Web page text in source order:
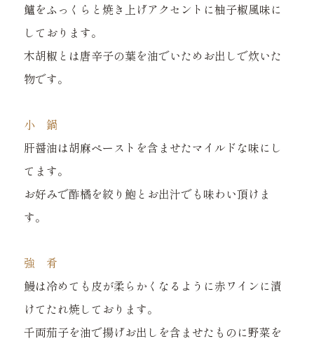
鱸をふっくらと焼き上げアクセントに柚子椒風味に
しております。
木胡椒とは唐辛子の葉を油でいためお出しで炊いた
物です。
小 鍋
肝醤油は胡麻ペーストを含ませたマイルドな味にし
てます。
お好みで酢橘を絞り鮑とお出汁でも味わい頂けま
す。
強 肴
鰻は冷めても皮が柔らかくなるように赤ワインに漬
けてたれ焼しております。
千両茄子を油で揚げお出しを含ませたものに野菜を